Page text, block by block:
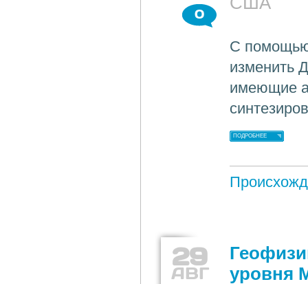
0
С помощью
изменить
имеющие
ПОДРОБНЕЕ
29
АВГ
уровня